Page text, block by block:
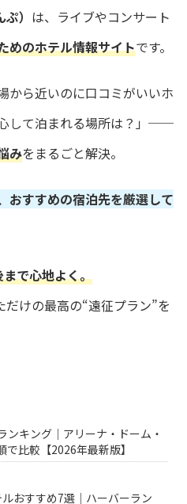
） は、ライブやコンサート
めのホテル情報サイトです。
から近いのに口コミがいいホ
して泊まれる場所は？」──
みをまるごと解決。
おすすめの宿泊先を厳選して
で心地よく。
けの最高の“遠征プラン”を
キング｜アリーナ・ドーム・
比較【2026年最新版】
おすすめ7選｜ハーバーラン